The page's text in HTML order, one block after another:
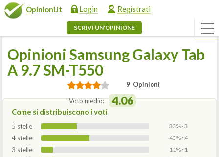
Opinioni.it Login Registrati
SCRIVI UN'OPINIONE
Opinioni Samsung Galaxy Tab
A 9.7 SM-T550
9 Opinioni
Voto medio: 4.06
Come si distribuiscono i voti
5 stelle 33% · 3
4 stelle 45% · 4
3 stelle 11% · 1